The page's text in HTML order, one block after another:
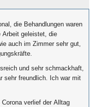
die Behandlungen waren
Arbeit geleistet, die
auch im Zimmer sehr gut,
und sehr schmackhaft,
sehr freundlich. Ich war mit
verlief der Alltag